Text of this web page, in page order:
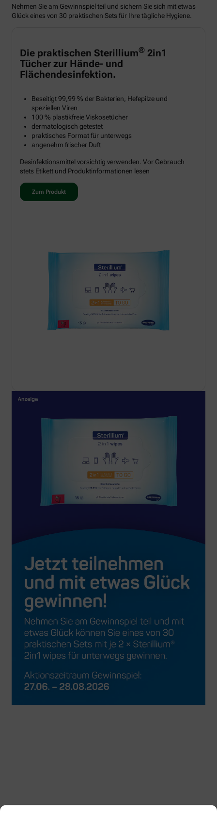
Nehmen Sie am Gewinnspiel teil und sichern Sie sich mit etwas
Glück eines von 30 praktischen Sets für Ihre tägliche Hygiene.
Die praktischen Sterillium® 2in1
Tücher zur Hände- und
Flächendesinfektion.
Beseitigt 99,99 % der Bakterien, Hefepilze und
speziellen Viren
100 % plastikfreie Viskosetücher
dermatologisch getestet
praktisches Format für unterwegs
angenehm frischer Duft
Desinfektionsmittel vorsichtig verwenden. Vor Gebrauch
stets Etikett und Produktinformationen lesen
Zum Produkt